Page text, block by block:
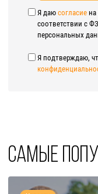
Я даю согласие
соответствии с
персональных
Я подтверждаю,
Самые